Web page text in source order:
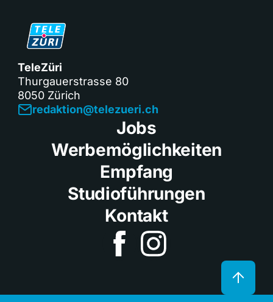
TeleZüri
Thurgauerstrasse 80
8050 Zürich
redaktion@telezueri.ch
Jobs
Werbemöglichkeiten
Empfang
Studioführungen
Kontakt